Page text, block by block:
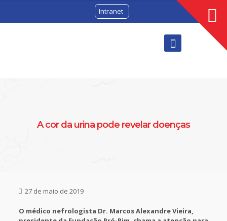
Intranet
A cor da urina pode revelar doenças
27 de maio de 2019
O médico nefrologista Dr. Marcos Alexandre Vieira,